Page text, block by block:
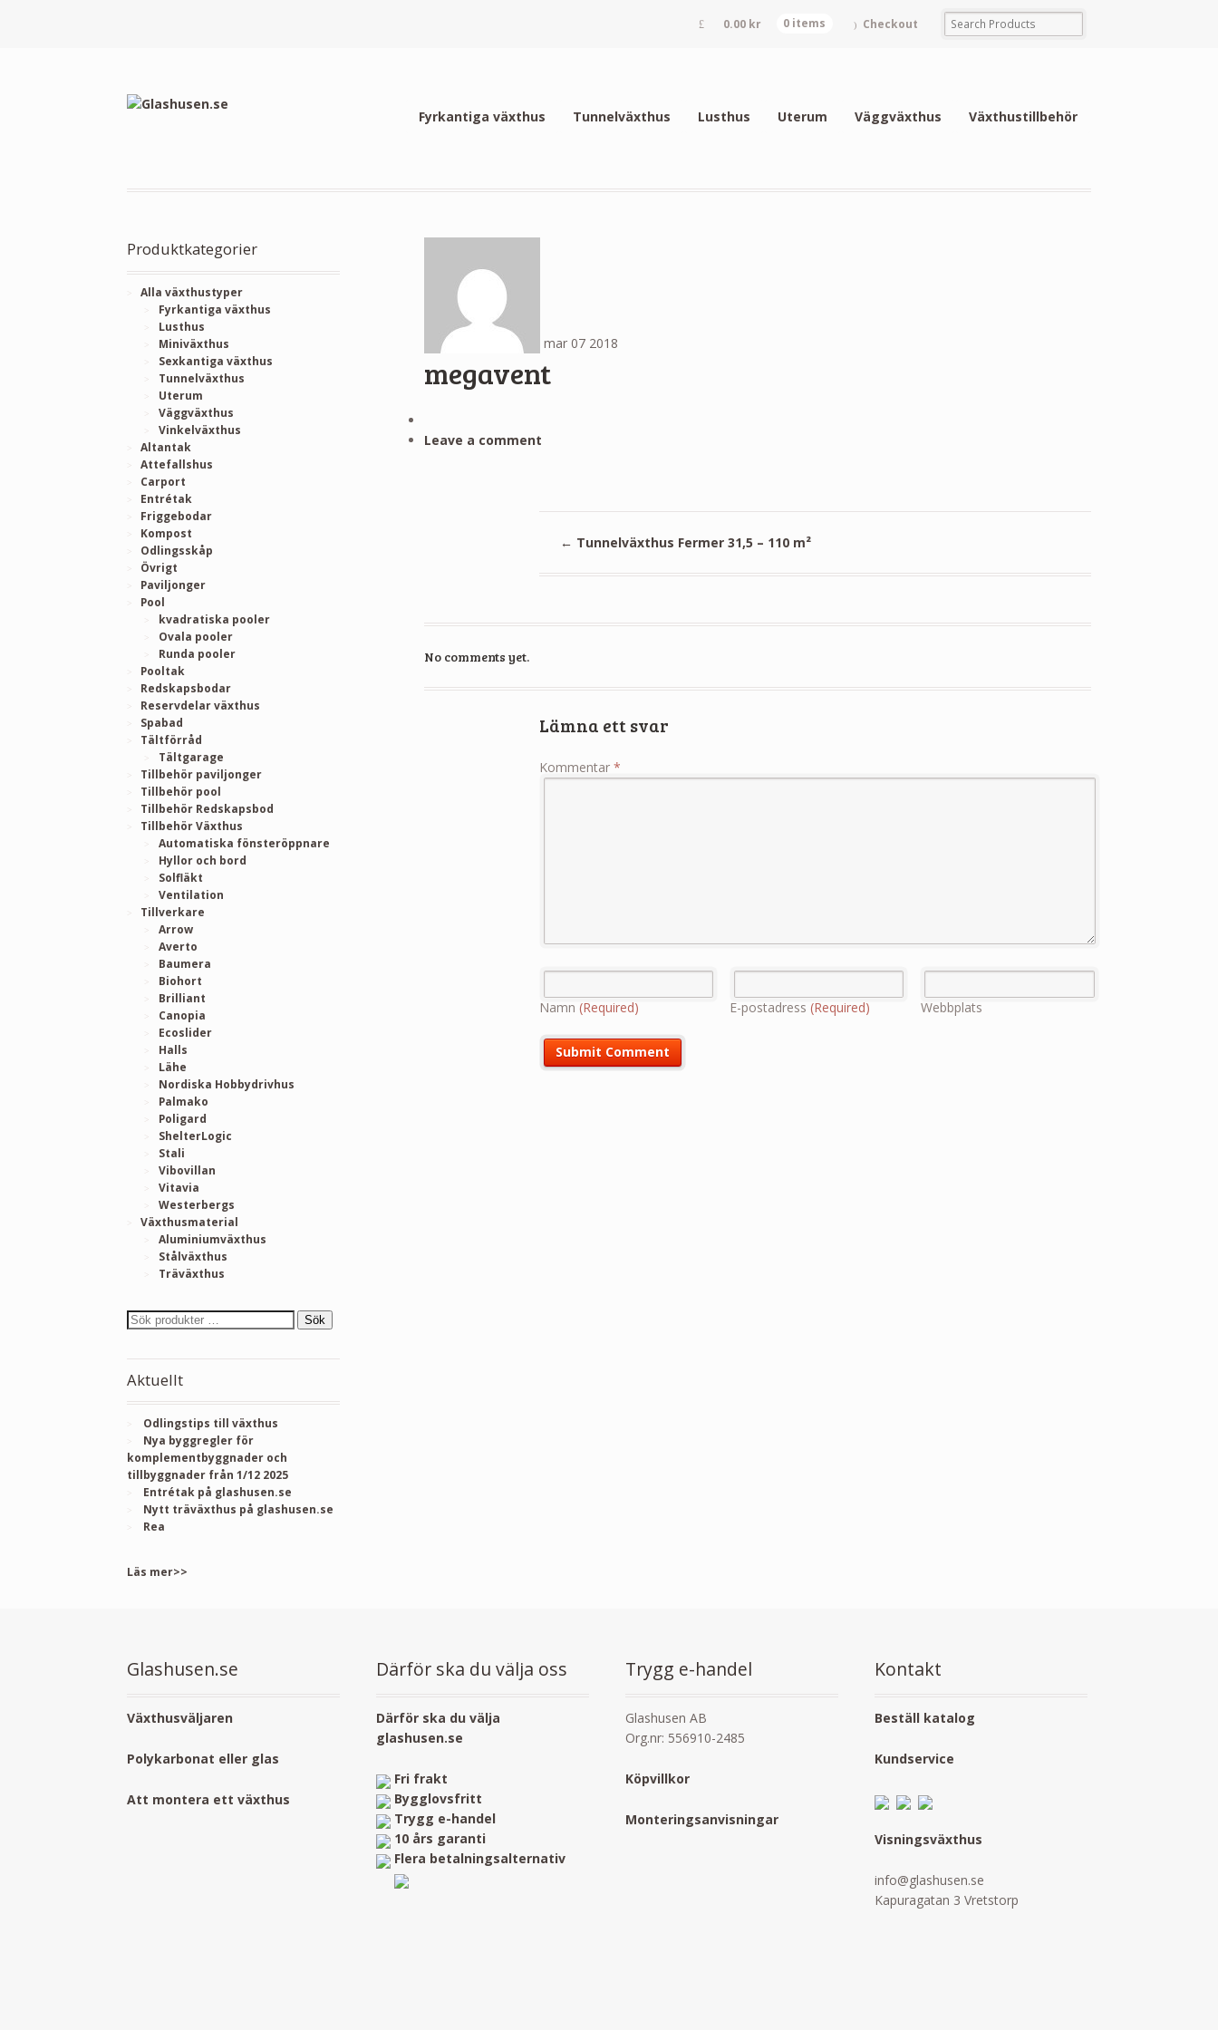
0.00 kr 0 items Checkout
Fyrkantiga växthus Tunnelväxthus Lusthus Uterum Väggväxthus Växthustillbehör
mar 07 2018
megavent
Leave a comment
← Tunnelväxthus Fermer 31,5 – 110 m²
No comments yet.
Lämna ett svar
Kommentar*
Namn(Required) E-postadress(Required) Webbplats
Produktkategorier
Alla växthustyper
Fyrkantiga växthus
Lusthus
Miniväxthus
Sexkantiga växthus
Tunnelväxthus
Uterum
Väggväxthus
Vinkelväxthus
Altantak
Attefallshus
Carport
Entrétak
Friggebodar
Kompost
Odlingsskåp
Övrigt
Paviljonger
Pool
kvadratiska pooler
Ovala pooler
Runda pooler
Pooltak
Redskapsbodar
Reservdelar växthus
Spabad
Tältförråd
Tältgarage
Tillbehör paviljonger
Tillbehör pool
Tillbehör Redskapsbod
Tillbehör Växthus
Automatiska fönsteröppnare
Hyllor och bord
Solfläkt
Ventilation
Tillverkare
Arrow
Averto
Baumera
Biohort
Brilliant
Canopia
Ecoslider
Halls
Lähe
Nordiska Hobbydrivhus
Palmako
Poligard
ShelterLogic
Stali
Vibovillan
Vitavia
Westerbergs
Växthusmaterial
Aluminiumväxthus
Stålväxthus
Träväxthus
Sök
Aktuellt
Odlingstips till växthus
Nya byggregler för
komplementbyggnader och
tillbyggnader från 1/12 2025
Entrétak på glashusen.se
Nytt träväxthus på glashusen.se
Rea
Läs mer>>
Glashusen.se
Växthusväljaren
Polykarbonat eller glas
Att montera ett växthus
Därför ska du välja oss
Därför ska du välja
glashusen.se
Fri frakt
Bygglovsfritt
Trygg e-handel
10 års garanti
Flera betalningsalternativ
Trygg e-handel
Glashusen AB
Org.nr: 556910-2485
Köpvillkor
Monteringsanvisningar
Kontakt
Beställ katalog
Kundservice
Visningsväxthus
info@glashusen.se
Kapuragatan 3 Vretstorp